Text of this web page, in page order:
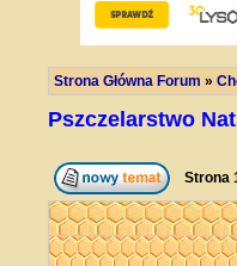
Strona Główna Forum »
Pszczelarstwo
Strona